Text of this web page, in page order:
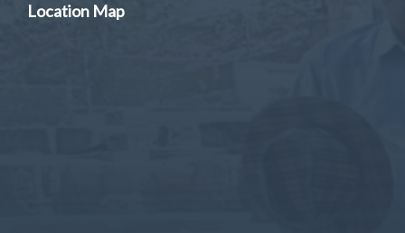
Location Map